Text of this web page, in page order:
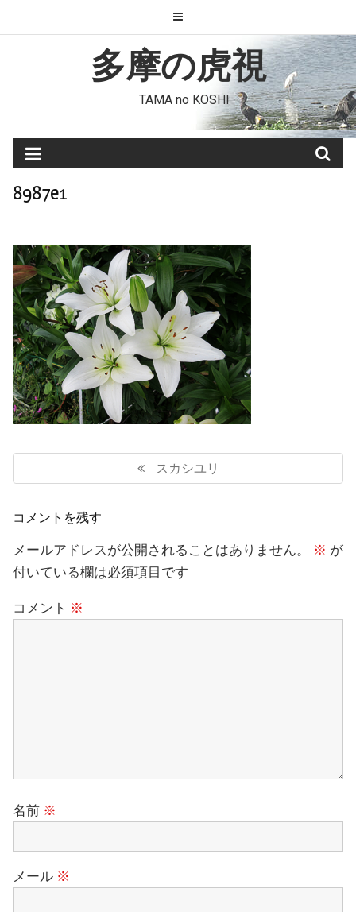
to
多摩の虎視
TAMA no KOSHI
8987e1
ナ
ゲ
シ
ョ
ン
Previous
Post:
スカシユリ
コメントを残す
メールアドレスが公開されることはありません。 ※ が
付いている欄は必須項目です
コメント ※
名前 ※
メール ※